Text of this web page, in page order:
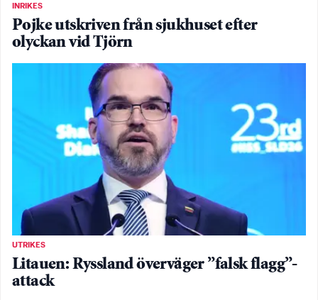
INRIKES
Pojke utskriven från sjukhuset efter
olyckan vid Tjörn
UTRIKES
Litauen: Ryssland överväger ”falsk flagg”-
attack